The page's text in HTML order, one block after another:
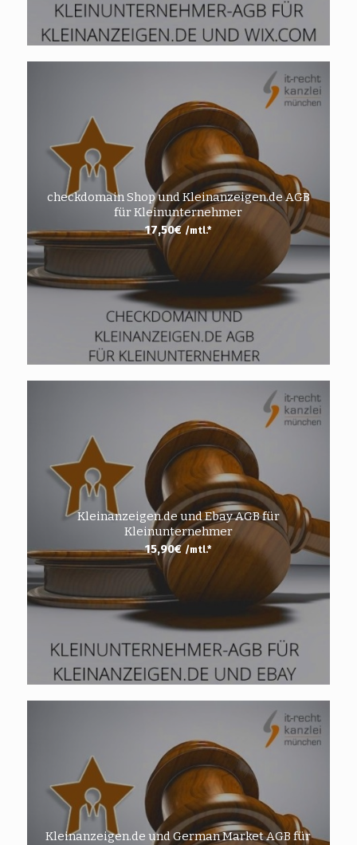
checkdomain Shop und Kleinanzeigen.de AGB
für Kleinunternehmer
17,50€ /mtl.*
Kleinanzeigen.de und Ebay AGB für
Kleinunternehmer
15,90€ /mtl.*
Kleinanzeigen.de und German Market AGB für